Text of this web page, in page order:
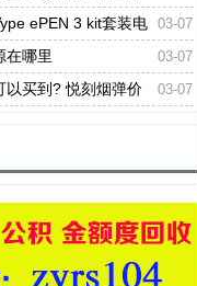
较好 03-07
ePEN 3 kit套装电
哪款比较好 03-07
在哪里
03-07
以买到? 悦刻烟弹价